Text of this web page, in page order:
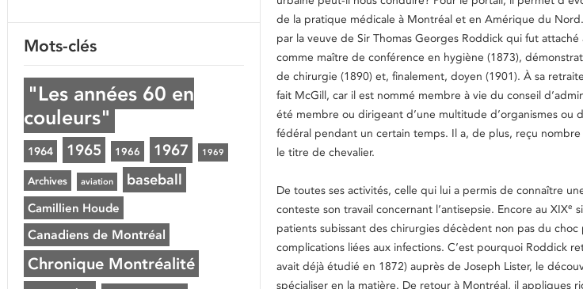
de la pratique médicale à Montréal et en Amérique du
par la veuve de Sir Thomas Georges Roddick qui fut
comme maître de conférence en hygiène (1873),
de chirurgie (1890) et, finalement, doyen (1901). À sa
fait McGill, car il est nommé membre à vie du conseil
été membre ou dirigeant d’une multitude d’organismes ou
fédéral pendant un certain temps. Il a, de plus, reçu
le titre de chevalier.
De toutes ses activités, celle qui lui a permis de connaître
conteste son travail concernant l’antisepsie. Encore au XIXe
patients subissant des chirurgies décèdent non pas du
complications liées aux infections. C’est pourquoi Roddick
avait déjà étudié en 1872) auprès de Joseph Lister, le
spécialiser en la matière. De retour à Montréal, il appliques
Mots-clés
"Les années 60 en
couleurs"
1964 1965 1966 1967 1969
Archives aviation baseball
Camillien Houde
Canadiens de Montréal
Chronique Montréalité